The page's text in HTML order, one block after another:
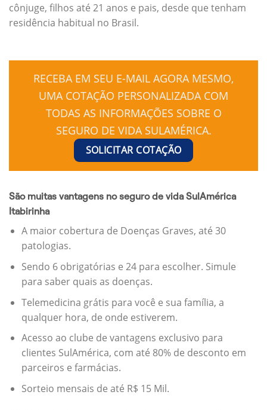
cônjuge, filhos até 21 anos e pais, desde que tenham
residência habitual no Brasil.
RECEBA EM SEU E-MAIL AGORA MESMO,
UMA COTAÇÃO PERSONALIZADA COM
TODAS AS INFORMAÇÕES SOBRE O
SEGURO DE VIDA SULAMÉRICA.
SOLICITAR COTAÇÃO
São muitas vantagens no seguro de vida SulAmérica
Itabirinha
A maior cobertura de Doenças Graves, até 30
patologias.
Sendo 6 obrigatórias e 24 para escolher. Simule
para saber quais as doenças.
Telemedicina grátis para você e sua família, a
qualquer hora, de onde estiverem.
Acesso ao clube de vantagens exclusivo para
clientes SulAmérica, com até 80% de desconto em
parceiros e farmácias.
Sorteio mensais de até R$ 15 Mil.